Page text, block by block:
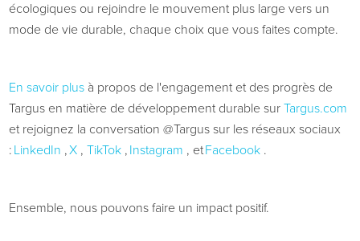
écologiques ou rejoindre le mouvement plus large vers un
mode de vie durable, chaque choix que vous faites compte.
En savoir plus à propos de l'engagement et des progrès de
Targus en matière de développement durable sur Targus.com
et rejoignez la conversation @Targus sur les réseaux sociaux
: LinkedIn ,X , TikTok , Instagram , etFacebook .
Ensemble, nous pouvons faire un impact positif.